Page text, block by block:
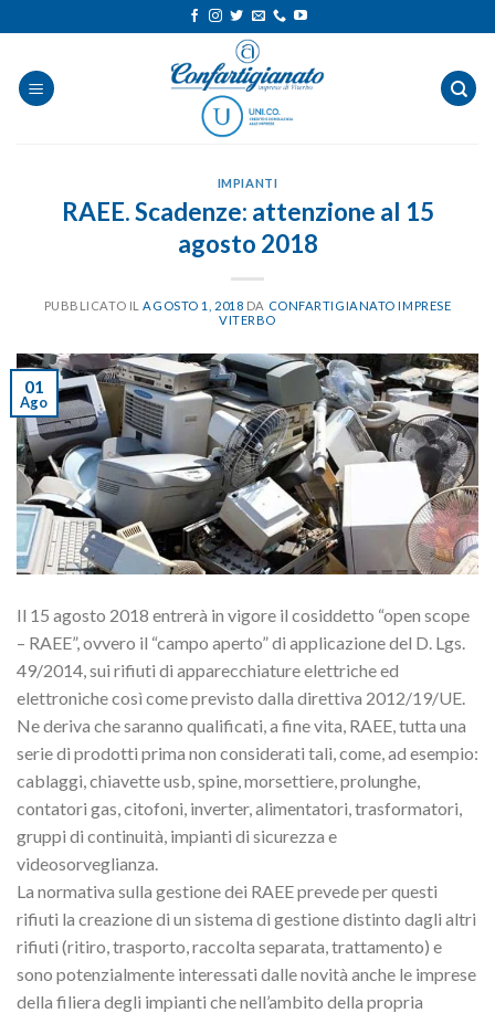
ai
contenuti
IMPIANTI
RAEE. Scadenze: attenzione al 15
agosto 2018
PUBBLICATO IL AGOSTO 1, 2018 DA CONFARTIGIANATO IMPRESE
VITERBO
01
Ago
Il 15 agosto 2018 entrerà in vigore il cosiddetto “open scope
– RAEE”, ovvero il “campo aperto” di applicazione del D. Lgs.
49/2014, sui rifiuti di apparecchiature elettriche ed
elettroniche così come previsto dalla direttiva 2012/19/UE.
Ne deriva che saranno qualificati, a fine vita, RAEE, tutta una
serie di prodotti prima non considerati tali, come, ad esempio:
cablaggi, chiavette usb, spine, morsettiere, prolunghe,
contatori gas, citofoni, inverter, alimentatori, trasformatori,
gruppi di continuità, impianti di sicurezza e
videosorveglianza.
La normativa sulla gestione dei RAEE prevede per questi
rifiuti la creazione di un sistema di gestione distinto dagli altri
rifiuti (ritiro, trasporto, raccolta separata, trattamento) e
sono potenzialmente interessati dalle novità anche le imprese
della filiera degli impianti che nell’ambito della propria